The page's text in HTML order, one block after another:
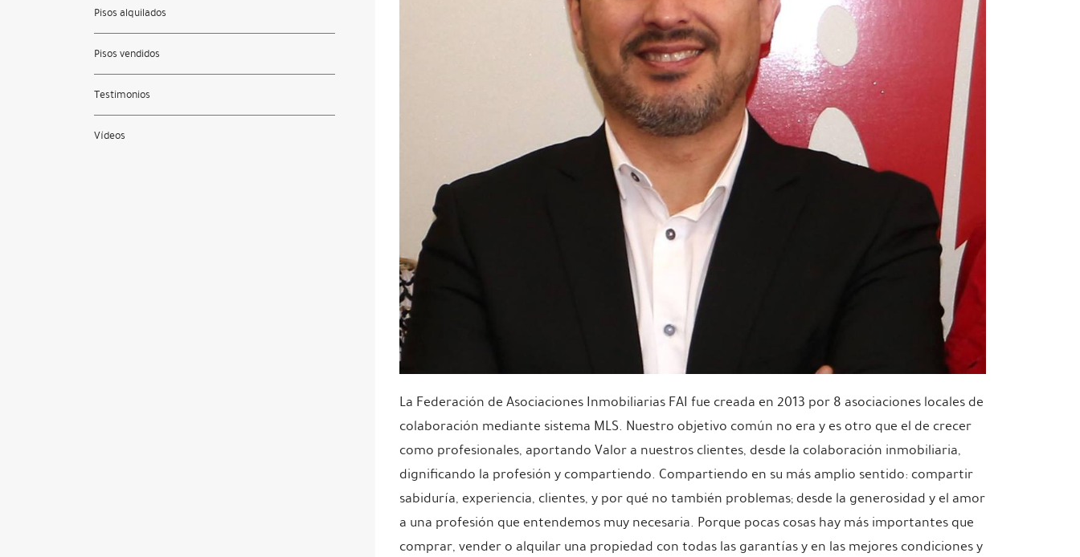
La Federación de Asociaciones Inmobiliarias FAI fue creada en 2013 por 8 asociaciones locales de
colaboración mediante sistema MLS. Nuestro objetivo común no era y es otro que el de crecer
como profesionales, aportando Valor a nuestros clientes, desde la colaboración inmobiliaria,
dignificando la profesión y compartiendo. Compartiendo en su más amplio sentido: compartir
sabiduría, experiencia, clientes, y por qué no también problemas; desde la generosidad y el amor
a una profesión que entendemos muy necesaria. Porque pocas cosas hay más importantes que
comprar, vender o alquilar una propiedad con todas las garantías y en las mejores condiciones y
Pisos alquilados
Pisos vendidos
Testimonios
Vídeos